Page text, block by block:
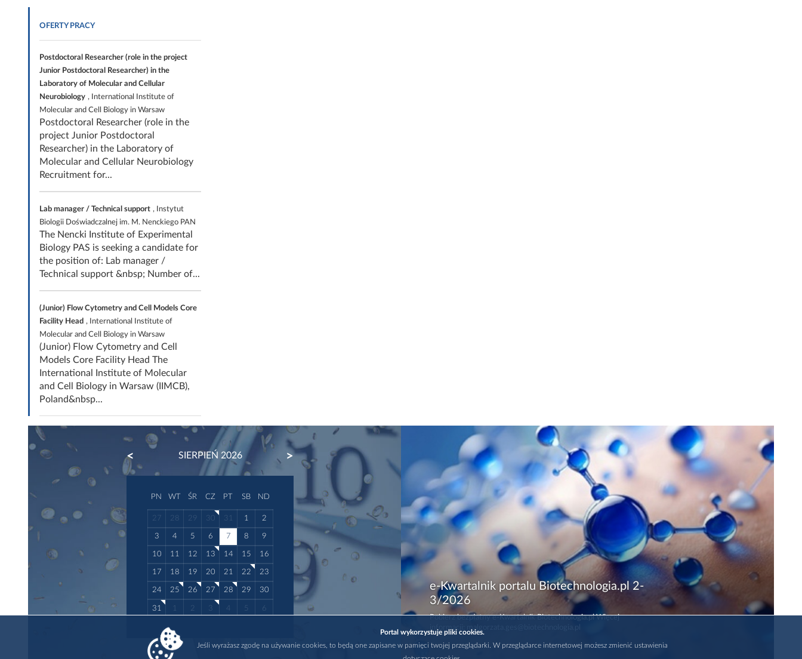
OFERTY PRACY
Postdoctoral Researcher (role in the project
Junior Postdoctoral Researcher) in the
Laboratory of Molecular and Cellular
Neurobiology , International Institute of
Molecular and Cell Biology in Warsaw
Postdoctoral Researcher (role in the
project Junior Postdoctoral
Researcher) in the Laboratory of
Molecular and Cellular Neurobiology
Recruitment for...
Lab manager / Technical support , Instytut
Biologii Doświadczalnej im. M. Nenckiego PAN
The Nencki Institute of Experimental
Biology PAS is seeking a candidate for
the position of: Lab manager /
Technical support &nbsp; Number of...
(Junior) Flow Cytometry and Cell Models Core
Facility Head , International Institute of
Molecular and Cell Biology in Warsaw
(Junior) Flow Cytometry and Cell
Models Core Facility Head The
International Institute of Molecular
and Cell Biology in Warsaw (IIMCB),
Poland&nbsp...
SIERPIEŃ 2026
PREVIOUS NEXT
PN WT ŚR CZ PT SB ND
27 28 29 30 31 1 2
3 4 5 6 7 8 9
10 11 12 13 14 15 16
17 18 19 20 21 22 23
24 25 26 27 28 29 30
31 1 2 3 4 5 6
e-Kwartalnik portalu Biotechnologia.pl 2-
3/2026
Pobierz bezpłatny e-Kwartalnik Biotechnologia.pl Więcej
informacji: malgorzata.ges@biotechnologia.pl
Portal wykorzystuje pliki cookies.
Jeśli wyrażasz zgodę na używanie cookies, to będą one zapisane w pamięci twojej przeglądarki. W przeglądarce internetowej możesz zmienić ustawienia